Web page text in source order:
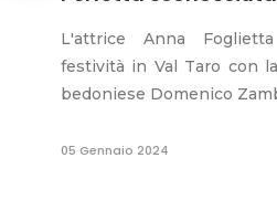
L'attrice Anna
festività in Val Taro con
bedoniese Domenico
05 Gennaio 2024